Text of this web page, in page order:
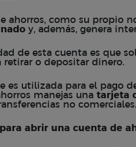
ahorros, como su propio
y, además, genera
de esta cuenta es que
retirar o depositar dinero.
es utilizada para el pago
manejas una tarjeta
no comerciales.
abrir una cuenta de